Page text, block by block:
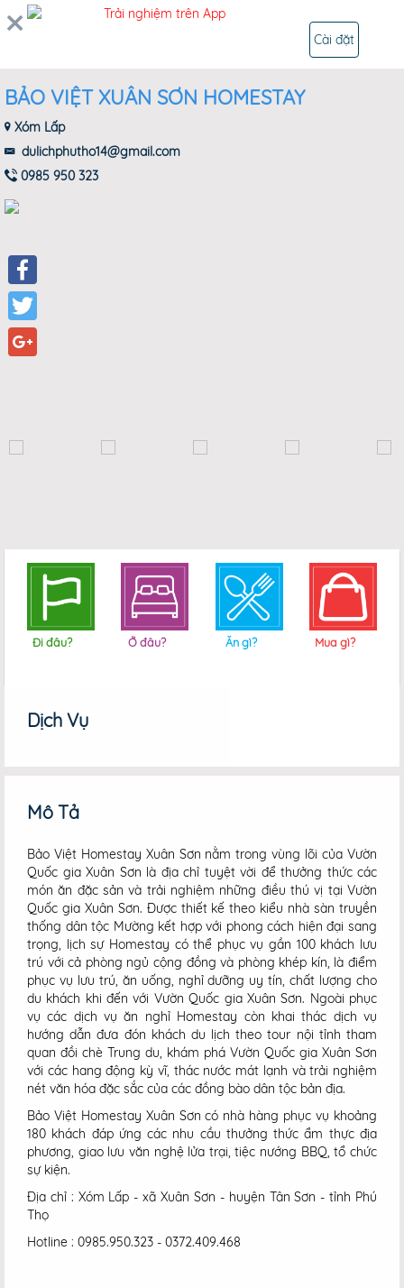
Facebook
Twitter
BẢO VIỆT XUÂN SƠN HOMESTAY
Xóm Lấp
dulichphutho14@gmail.com
0985 950 323
Đi đâu? Ở đâu? Ăn gì? Mua gì?
Dịch Vụ
Mô Tả
Bảo Việt Homestay Xuân Sơn nằm trong vùng lõi của Vườn
Quốc gia Xuân Sơn là địa chỉ tuyệt vời để thưởng thức các
món ăn đặc sản và trải nghiệm những điều thú vị tại Vườn
Quốc gia Xuân Sơn. Được thiết kế theo kiểu nhà sàn truyền
thống dân tộc Mường kết hợp với phong cách hiện đại sang
trọng, lịch sự Homestay có thể phục vụ gần 100 khách lưu
trú với cả phòng ngủ cộng đồng và phòng khép kín, là điểm
phục vụ lưu trú, ăn uống, nghỉ dưỡng uy tín, chất lượng cho
du khách khi đến với Vườn Quốc gia Xuân Sơn. Ngoài phục
vụ các dịch vụ ăn nghỉ Homestay còn khai thác dịch vụ
hướng dẫn đưa đón khách du lịch theo tour nội tỉnh tham
quan đồi chè Trung du, khám phá Vườn Quốc gia Xuân Sơn
với các hang động kỳ vĩ, thác nước mát lạnh và trải nghiệm
nét văn hóa đặc sắc của các đồng bào dân tộc bản địa.
Bảo Việt Homestay Xuân Sơn có nhà hàng phục vụ khoảng
180 khách đáp ứng các nhu cầu thưởng thức ẩm thực địa
phương, giao lưu văn nghệ lửa trại, tiệc nướng BBQ, tổ chức
sự kiện.
Địa chỉ : Xóm Lấp - xã Xuân Sơn - huyện Tân Sơn - tỉnh Phú
Thọ
Hotline : 0985.950.323 - 0372.409.468
Trải nghiệm trên App
Cài đặt